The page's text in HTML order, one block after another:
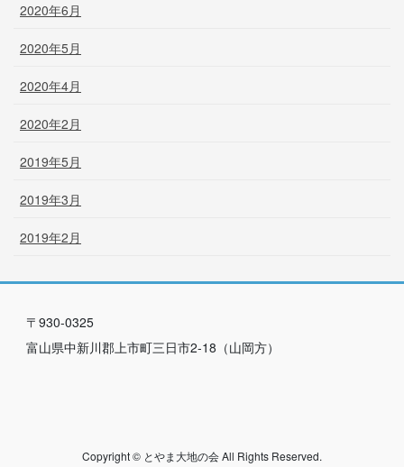
2020年6月
2020年5月
2020年4月
2020年2月
2019年5月
2019年3月
2019年2月
〒930-0325
富山県中新川郡上市町三日市2-18（山岡方）
Copyright © とやま大地の会 All Rights Reserved.